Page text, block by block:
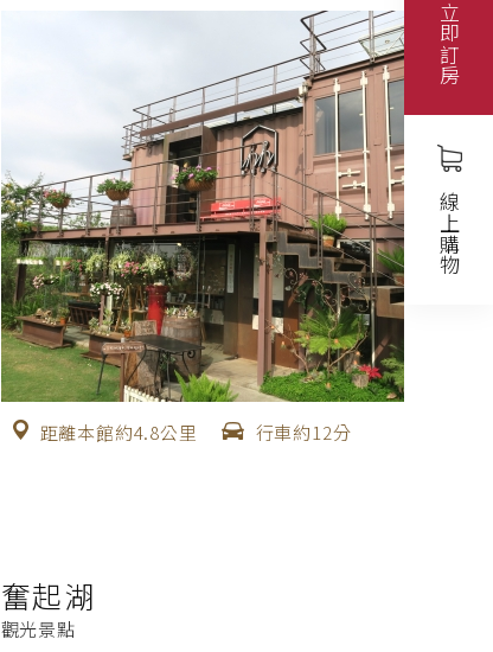
距離本館約4.8公里 行車約12分
奮起湖
觀光景點
立即訂房
線上購物